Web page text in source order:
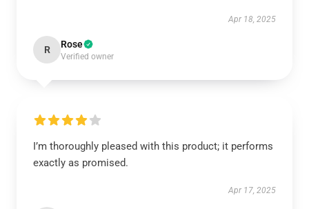
Apr 18, 2025
R Rose
Verified owner
I’m thoroughly pleased with this product; it performs
exactly as promised.
Apr 17, 2025